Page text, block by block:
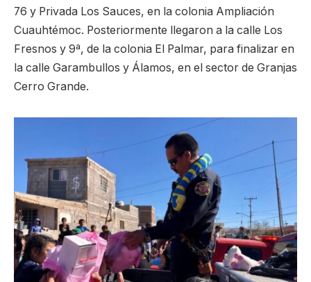
76 y Privada Los Sauces, en la colonia Ampliación
Cuauhtémoc. Posteriormente llegaron a la calle Los
Fresnos y 9ª, de la colonia El Palmar, para finalizar en
la calle Garambullos y Álamos, en el sector de Granjas
Cerro Grande.